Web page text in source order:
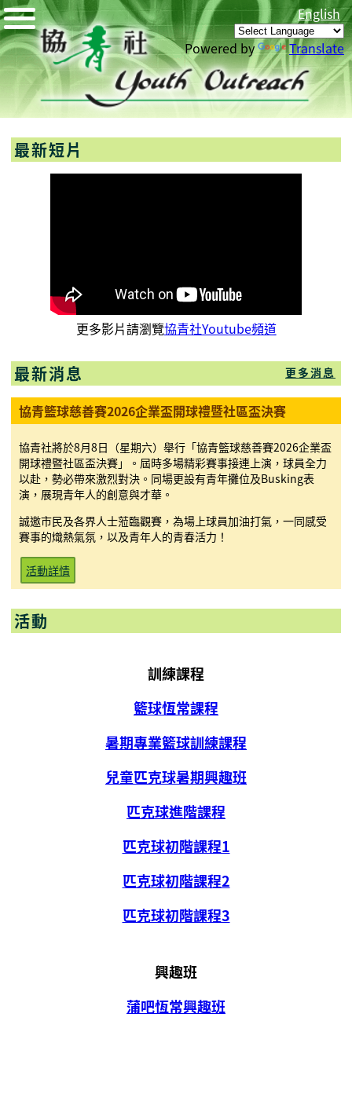
English
Powered by
Translate
最新短片
更多影片請瀏覽協青社Youtube頻道
最新消息 更多消息
協青籃球慈善賽2026企業盃開球禮暨社區盃決賽
協青社將於8月8日（星期六）舉行「協青籃球慈善賽2026企業盃
開球禮暨社區盃決賽」。屆時多場精彩賽事接連上演，球員全力
以赴，勢必帶來激烈對決。同場更設有青年攤位及Busking表
演，展現青年人的創意與才華。
誠邀市民及各界人士蒞臨觀賽，為場上球員加油打氣，一同感受
賽事的熾熱氣氛，以及青年人的青春活力！
活動詳情
活動
訓練課程
籃球恆常課程
暑期專業籃球訓練課程
兒童匹克球暑期興趣班
匹克球進階課程
匹克球初階課程1
匹克球初階課程2
匹克球初階課程3
興趣班
蒲吧恆常興趣班